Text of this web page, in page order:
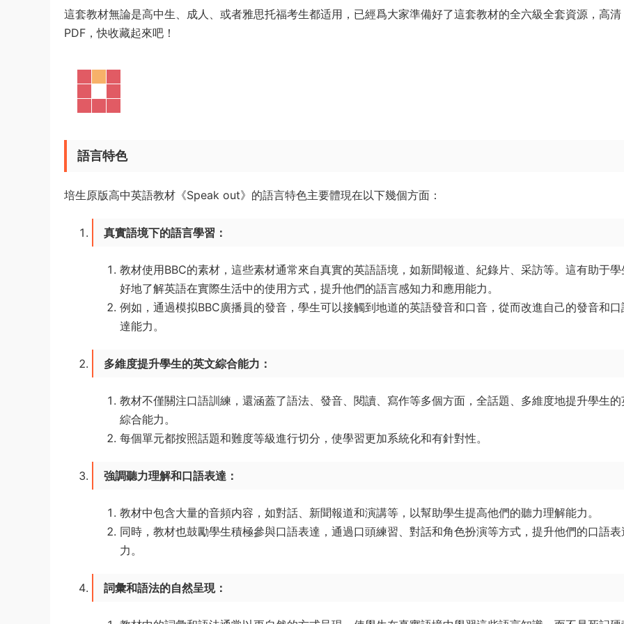
這套教材無論是高中生、成人、或者雅思托福考生都适用，已經爲大家準備好了這套教材的全六級全套資源，高清
PDF，快收藏起來吧！
語言特色
培生原版高中英語教材《Speak out》的語言特色主要體現在以下幾個方面：
真實語境下的語言學習 ：
教材使用BBC的素材，這些素材通常來自真實的英語語境，如新聞報道、紀錄片、采訪等。這有助于學
好地了解英語在實際生活中的使用方式，提升他們的語言感知力和應用能力。
例如，通過模拟BBC廣播員的發音，學生可以接觸到地道的英語發音和口音，從而改進自己的發音和口
達能力。
多維度提升學生的英文綜合能力 ：
教材不僅關注口語訓練，還涵蓋了語法、發音、閱讀、寫作等多個方面，全話題、多維度地提升學生的
綜合能力。
每個單元都按照話題和難度等級進行切分，使學習更加系統化和有針對性。
強調聽力理解和口語表達 ：
教材中包含大量的音頻内容，如對話、新聞報道和演講等，以幫助學生提高他們的聽力理解能力。
同時，教材也鼓勵學生積極參與口語表達，通過口頭練習、對話和角色扮演等方式，提升他們的口語表
力。
詞彙和語法的自然呈現：